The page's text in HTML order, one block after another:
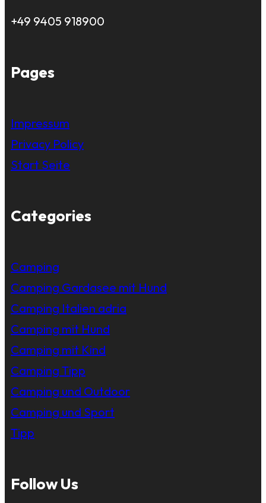
+49 9405 918900
Pages
Impressum
Privacy Policy
Start Seite
Categories
Camping
Camping Gardasee mit Hund
Camping Italien adria
Camping mit Hund
Camping mit Kind
Camping Tipp
Camping und Outdoor
Camping und Sport
Tipp
Follow Us